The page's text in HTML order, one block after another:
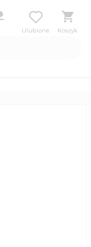
Ulubione Koszyk